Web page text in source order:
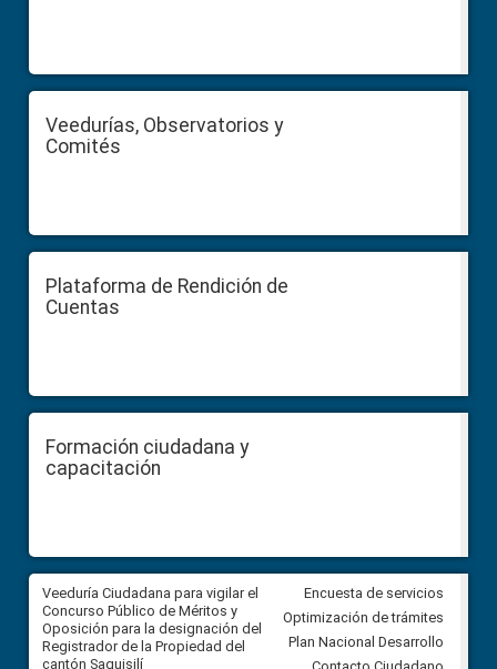
Veedurías, Observatorios y
Comités
Plataforma de Rendición de
Cuentas
Formación ciudadana y
capacitación
Veeduría Ciudadana para vigilar el
Concurso Público de Méritos y
Oposición para la designación del
Registrador de la Propiedad del
cantón Saquisilí
Veeduría Ciudadana para
construcción del asfaltado de
Ballenita del cantón Santa
Encuesta de servicios
Optimización de trámites
Plan Nacional Desarrollo